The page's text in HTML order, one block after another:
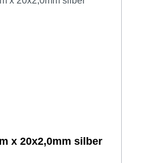
x 20x2,0mm silber